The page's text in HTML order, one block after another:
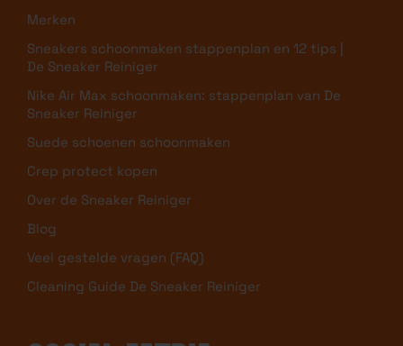
Merken
Sneakers schoonmaken stappenplan en 12 tips |
De Sneaker Reiniger
Nike Air Max schoonmaken: stappenplan van De
Sneaker Reiniger
Suede schoenen schoonmaken
Crep protect kopen
Over de Sneaker Reiniger
Blog
Veel gestelde vragen (FAQ)
Cleaning Guide De Sneaker Reiniger